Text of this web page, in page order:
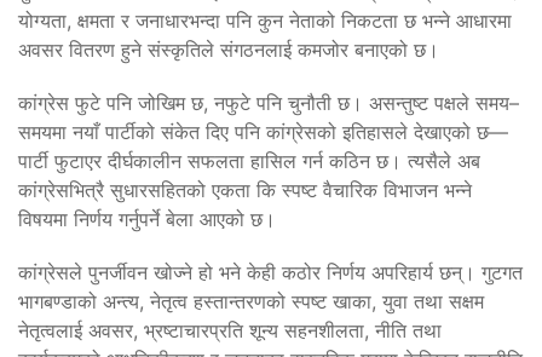
योग्यता, क्षमता र जनाधारभन्दा पनि कुन नेताको निकटता छ भन्ने आधारमा
अवसर वितरण हुने संस्कृतिले संगठनलाई कमजोर बनाएको छ।
कांग्रेस फुटे पनि जोखिम छ, नफुटे पनि चुनौती छ। असन्तुष्ट पक्षले समय–
समयमा नयाँ पार्टीको संकेत दिए पनि कांग्रेसको इतिहासले देखाएको छ—
पार्टी फुटाएर दीर्घकालीन सफलता हासिल गर्न कठिन छ। त्यसैले अब
कांग्रेसभित्रै सुधारसहितको एकता कि स्पष्ट वैचारिक विभाजन भन्ने
विषयमा निर्णय गर्नुपर्ने बेला आएको छ।
कांग्रेसले पुनर्जीवन खोज्ने हो भने केही कठोर निर्णय अपरिहार्य छन्। गुटगत
भागबण्डाको अन्त्य, नेतृत्व हस्तान्तरणको स्पष्ट खाका, युवा तथा सक्षम
नेतृत्वलाई अवसर, भ्रष्टाचारप्रति शून्य सहनशीलता, नीति तथा